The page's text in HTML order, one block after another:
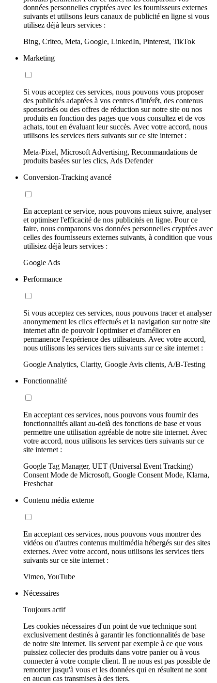
données personnelles cryptées avec les fournisseurs externes
suivants et utilisons leurs canaux de publicité en ligne si vous
utilisez déjà leurs services :
Bing, Criteo, Meta, Google, LinkedIn, Pinterest, TikTok
Marketing
Si vous acceptez ces services, nous pouvons vous proposer
des publicités adaptées à vos centres d'intérêt, des contenus
sponsorisés ou des offres de réduction sur notre site ou nos
produits en fonction des pages que vous consultez et de vos
achats, tout en évaluant leur succès. Avec votre accord, nous
utilisons les services tiers suivants sur ce site internet :
Meta-Pixel, Microsoft Advertising, Recommandations de
produits basées sur les clics, Ads Defender
Conversion-Tracking avancé
En acceptant ce service, nous pouvons mieux suivre, analyser
et optimiser l'efficacité de nos publicités en ligne. Pour ce
faire, nous comparons vos données personnelles cryptées avec
celles des fournisseurs externes suivants, à condition que vous
utilisiez déjà leurs services :
Google Ads
Performance
Si vous acceptez ces services, nous pouvons tracer et analyser
anonymement les clics effectués et la navigation sur notre site
internet afin de pouvoir l'optimiser et d'améliorer en
permanence l'expérience des utilisateurs. Avec votre accord,
nous utilisons les services tiers suivants sur ce site internet :
Google Analytics, Clarity, Google Avis clients, A/B-Testing
Fonctionnalité
En acceptant ces services, nous pouvons vous fournir des
fonctionnalités allant au-delà des fonctions de base et vous
permettre une utilisation agréable de notre site internet. Avec
votre accord, nous utilisons les services tiers suivants sur ce
site internet :
Google Tag Manager, UET (Universal Event Tracking)
Consent Mode de Microsoft, Google Consent Mode, Klarna,
Freshchat
Contenu média externe
En acceptant ces services, nous pouvons vous montrer des
vidéos ou d'autres contenus multimédia hébergés sur des sites
externes. Avec votre accord, nous utilisons les services tiers
suivants sur ce site internet :
Vimeo, YouTube
Nécessaires
Toujours actif
Les cookies nécessaires d'un point de vue technique sont
exclusivement destinés à garantir les fonctionnalités de base
de notre site internet. Ils servent par exemple à ce que vous
puissiez collecter des produits dans votre panier ou à vous
connecter à votre compte client. Il ne nous est pas possible de
remonter jusqu'à vous et les données qui en résultent ne sont
en aucun cas transmises à des tiers.